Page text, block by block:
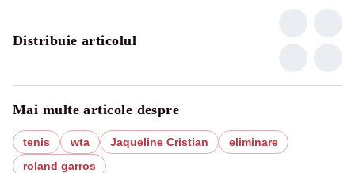
Distribuie articolul
Mai multe articole despre
tenis wta Jaqueline Cristian
eliminare
roland garros